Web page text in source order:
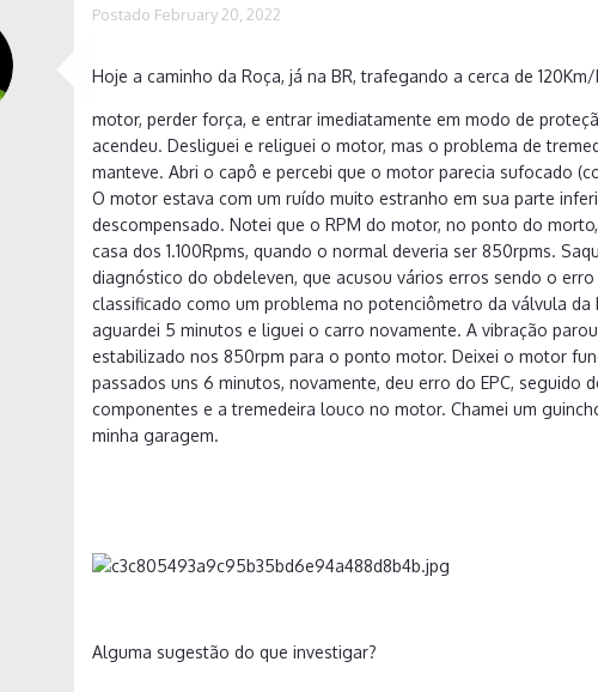
Postado February 20, 2022
Hoje a caminho da Roça, já na BR, trafegando a cerca de
motor, perder força, e entrar imediatamente em modo de
acendeu. Desliguei e religuei o motor, mas o problema de
manteve. Abri o capô e percebi que o motor parecia sufocado
O motor estava com um ruído muito estranho em sua parte
descompensado. Notei que o RPM do motor, no ponto do
casa dos 1.100Rpms, quando o normal deveria ser 850rpms.
diagnóstico do obdeleven, que acusou vários erros sendo o
classificado como um problema no potenciômetro da válvula da
aguardei 5 minutos e liguei o carro novamente. A vibração
estabilizado nos 850rpm para o ponto motor. Deixei o motor
passados uns 6 minutos, novamente, deu erro do EPC, seguido
componentes e a tremedeira louco no motor. Chamei um
minha garagem.
Alguma sugestão do que investigar?